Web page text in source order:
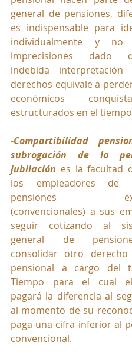
general de pensiones,
es indispensable para
individualmente y
imprecisiones dado
indebida
derechos equivale a
económicos
estructurados en el
subrogación de la
jubilación es la facultad
los empleadores de
pensiones
(convencionales) a sus
seguir cotizando al
general de
consolidar otro derecho
pensional a cargo del
Tiempo para el cual
pagará la diferencia al
al momento de su
paga una cifra inferior al
convencional.